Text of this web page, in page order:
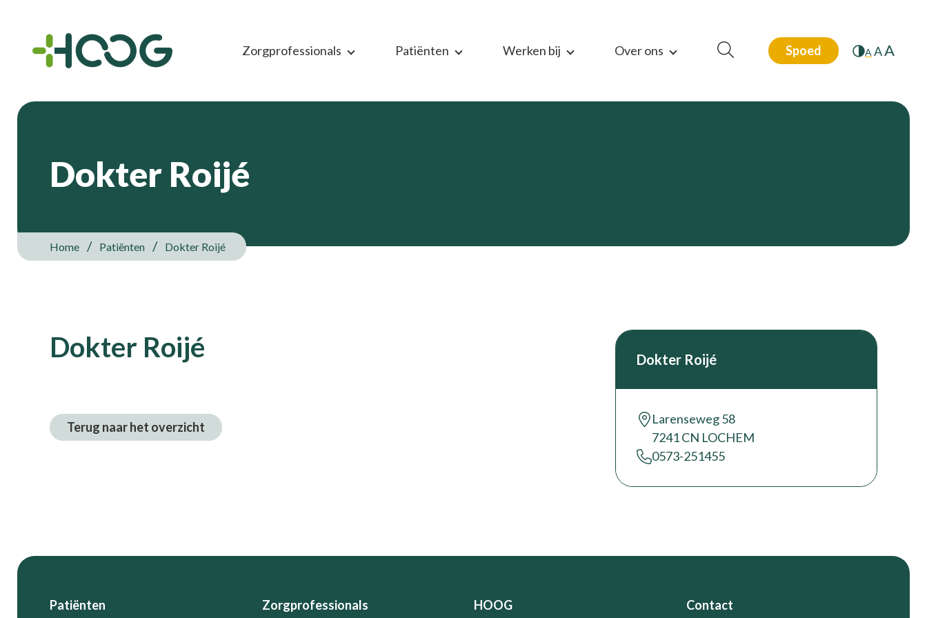
Zorgprofessionals Patiënten Werken bij Over ons Spoed A AA
Dokter Roijé
Home Patiënten Dokter Roijé
Dokter Roijé
Terug naar het overzicht
Dokter Roijé
Larenseweg 58
7241 CN LOCHEM
0573-251455
Footer
Patiënten Zorgprofessionals HOOG Contact